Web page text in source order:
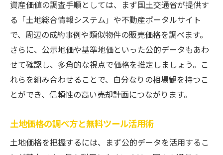
資産価値の調査手順としては、まず国土交通省が提供す
る「土地総合情報システム」や不動産ポータルサイト
で、周辺の成約事例や類似物件の販売価格を調べます。
さらに、公示地価や基準地価といった公的データもあわ
せて確認し、多角的な視点で価格を推定しましょう。こ
れらを組み合わせることで、自分なりの相場観を持つこ
とができ、信頼性の高い売却計画につながります。
土地価格の調べ方と無料ツール活用術
土地価格を把握するには、まず公的データを活用するこ